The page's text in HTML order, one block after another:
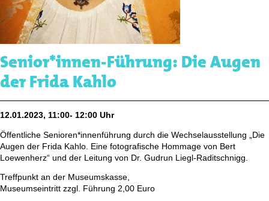
Senior*innen-Führung: Die Augen
der Frida Kahlo
12.01.2023, 11:00- 12:00 Uhr
Öffentliche Senioren*innenführung durch die Wechselausstellung „Die
Augen der Frida Kahlo. Eine fotografische Hommage von Bert
Loewenherz“ und der Leitung von Dr. Gudrun Liegl-Raditschnigg.
Treffpunkt an der Museumskasse,
Museumseintritt zzgl. Führung 2,00 Euro